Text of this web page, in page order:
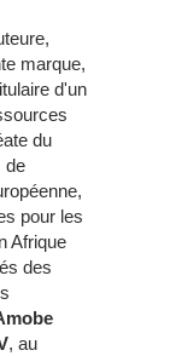
marque,
d'un
du
de
pour les
Afrique
des
, au